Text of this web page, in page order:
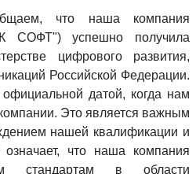
что наша компания
СОФТ") успешно получила
цифрового развития,
Российской Федерации.
датой, когда нам
Это является важным
нашей квалификации и
что наша компания
стандартам в области